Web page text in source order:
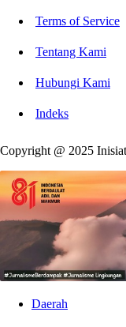
Terms of Service
Tentang Kami
Hubungi Kami
Indeks
Copyright @ 2025
Daerah